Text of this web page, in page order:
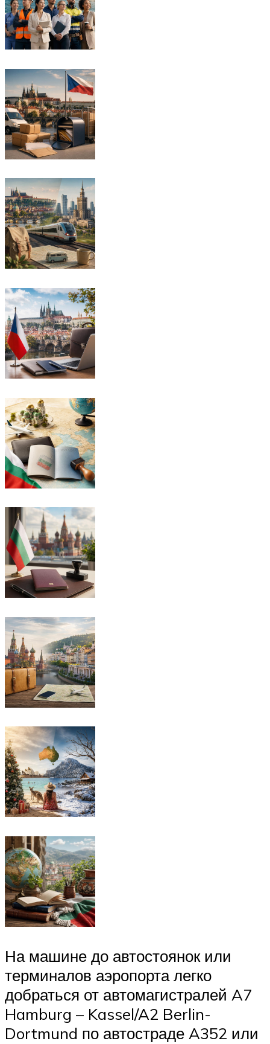
На машине до автостоянок или
терминалов аэропорта легко
добраться от автомагистралей A7
Hamburg – Kassel/A2 Berlin-
Dortmund по автостраде A352 или